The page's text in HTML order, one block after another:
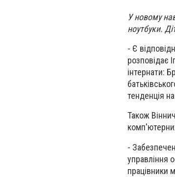
У новому
ноутбуки.
- Є
розповідає
інтернати:
тенденція
Також
-
управління
працівники